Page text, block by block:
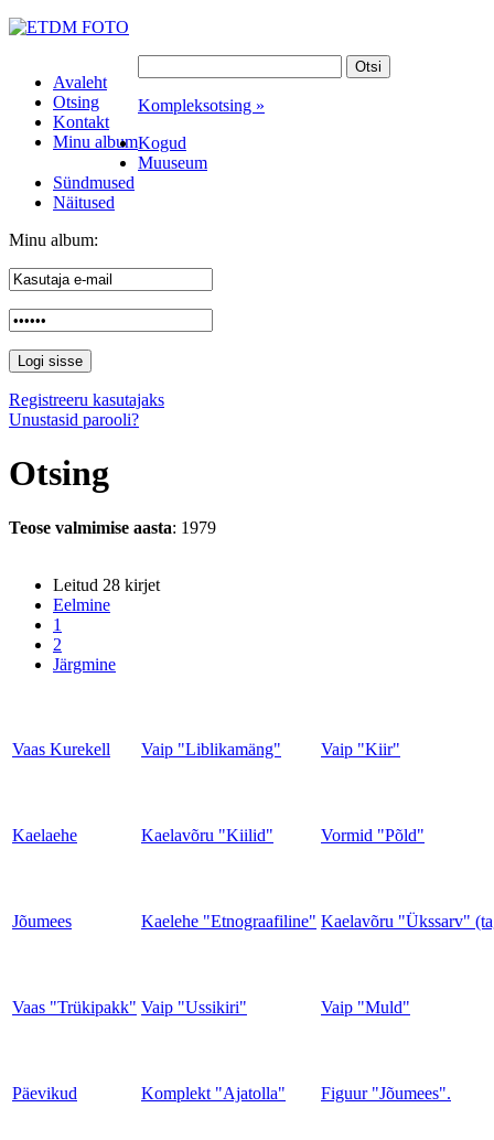
Avaleht
Otsing
Kontakt
Minu album
Kompleksotsing »
Kogud
Muuseum
Sündmused
Näitused
Minu album:
Registreeru kasutajaks
Unustasid parooli?
Otsing
Teose valmimise aasta: 1979
Leitud 28 kirjet
Eelmine
1
2
Järgmine
Vaas Kurekell Vaip "Liblikamäng" Vaip "Kiir"
Kaelaehe Kaelavõru "Kiilid" Vormid "Põld"
Jõumees Kaelehe "Etnograafiline" Kaelavõru "Ükssarv"
Vaas "Trükipakk" Vaip "Ussikiri" Vaip "Muld"
Päevikud Komplekt "Ajatolla" Figuur "Jõumees".